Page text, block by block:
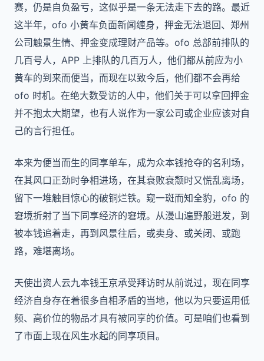
赛，仍是自负盈亏，这似乎是一条无法走下去的路。最近
这半年，ofo 小黄车负面新闻缠身，押金无法退回、郑州
公司触景生情、押金变成理财产品等。ofo 总部前排队的
几百号人，APP 上排队的几百万人，他们都从前应为小
黄车的到来而便当，而现在以致今后，他们都不会再给
ofo 时机。在绝大数受访的人中，他们关于可以拿回押金
并不抱太大期望，也有人说作为一家公司或企业应该对自
己的言行担任。
本来为便当而生的同享单车，成为众本钱抢夺的名利场，
在其风口正劲时争相进场，在其衰败衰颓时又慌乱离场，
留下一堆触目惊心的破铜烂铁。窥一斑而知全豹，ofo 的
窘境折射了当下同享经济的窘境。从漫山遍野般迸发，到
被本钱追着走，再到风景往后，或卖身、或关闭、或跑
路，难堪离场。
天使出资人云九本钱王京承受拜访时从前说过，现在同享
经济自身存在着很多自相矛盾的当地，他以为只要运用低
频、高价位的物品才具有被同享的价值。可是咱们也看到
了市面上现在风生水起的同享项目。